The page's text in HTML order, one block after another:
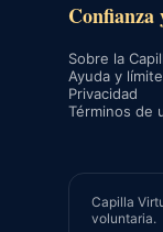
Confianza
Sobre la
Ayuda y
Privacidad
Términos de
Capilla
voluntaria.